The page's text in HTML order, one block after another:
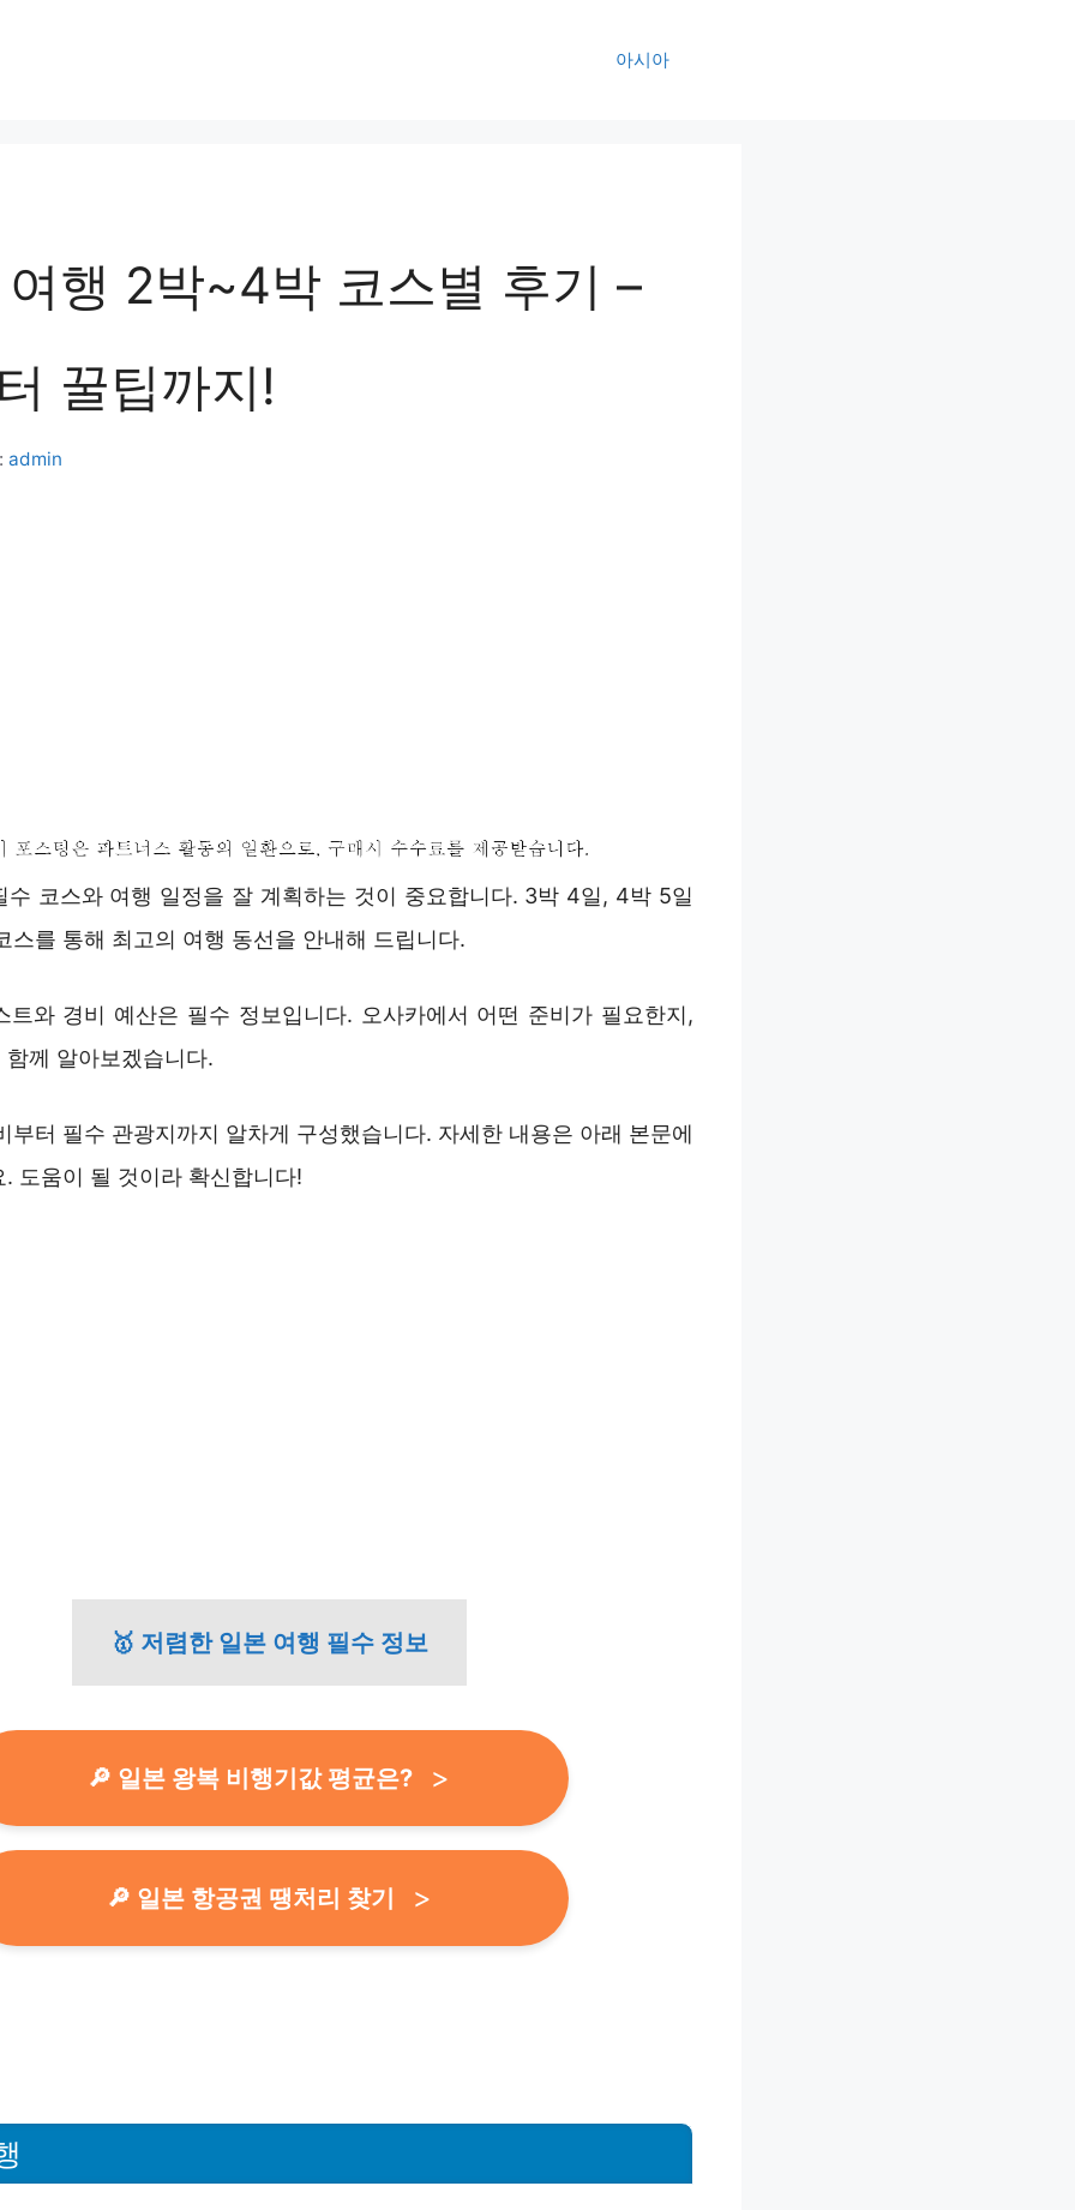
아시아
행 2박~4박 코스별 후기 –
꿀팁까지!
admin
수 코스와 여행 일정을 잘 계획하는 것이 중요합니다. 3박 4일, 4박 5일
스를 통해 최고의 여행 동선을 안내해 드립니다.
트와 경비 예산은 필수 정보입니다. 오사카에서 어떤 준비가 필요한지,
께 알아보겠습니다.
부터 필수 관광지까지 알차게 구성했습니다. 자세한 내용은 아래 본문에
도움이 될 것이라 확신합니다!
🥇 저렴한 일본 여행 필수 정보
🔎 일본 왕복 비행기값 평균은?
🔎 일본 항공권 땡처리 찾기